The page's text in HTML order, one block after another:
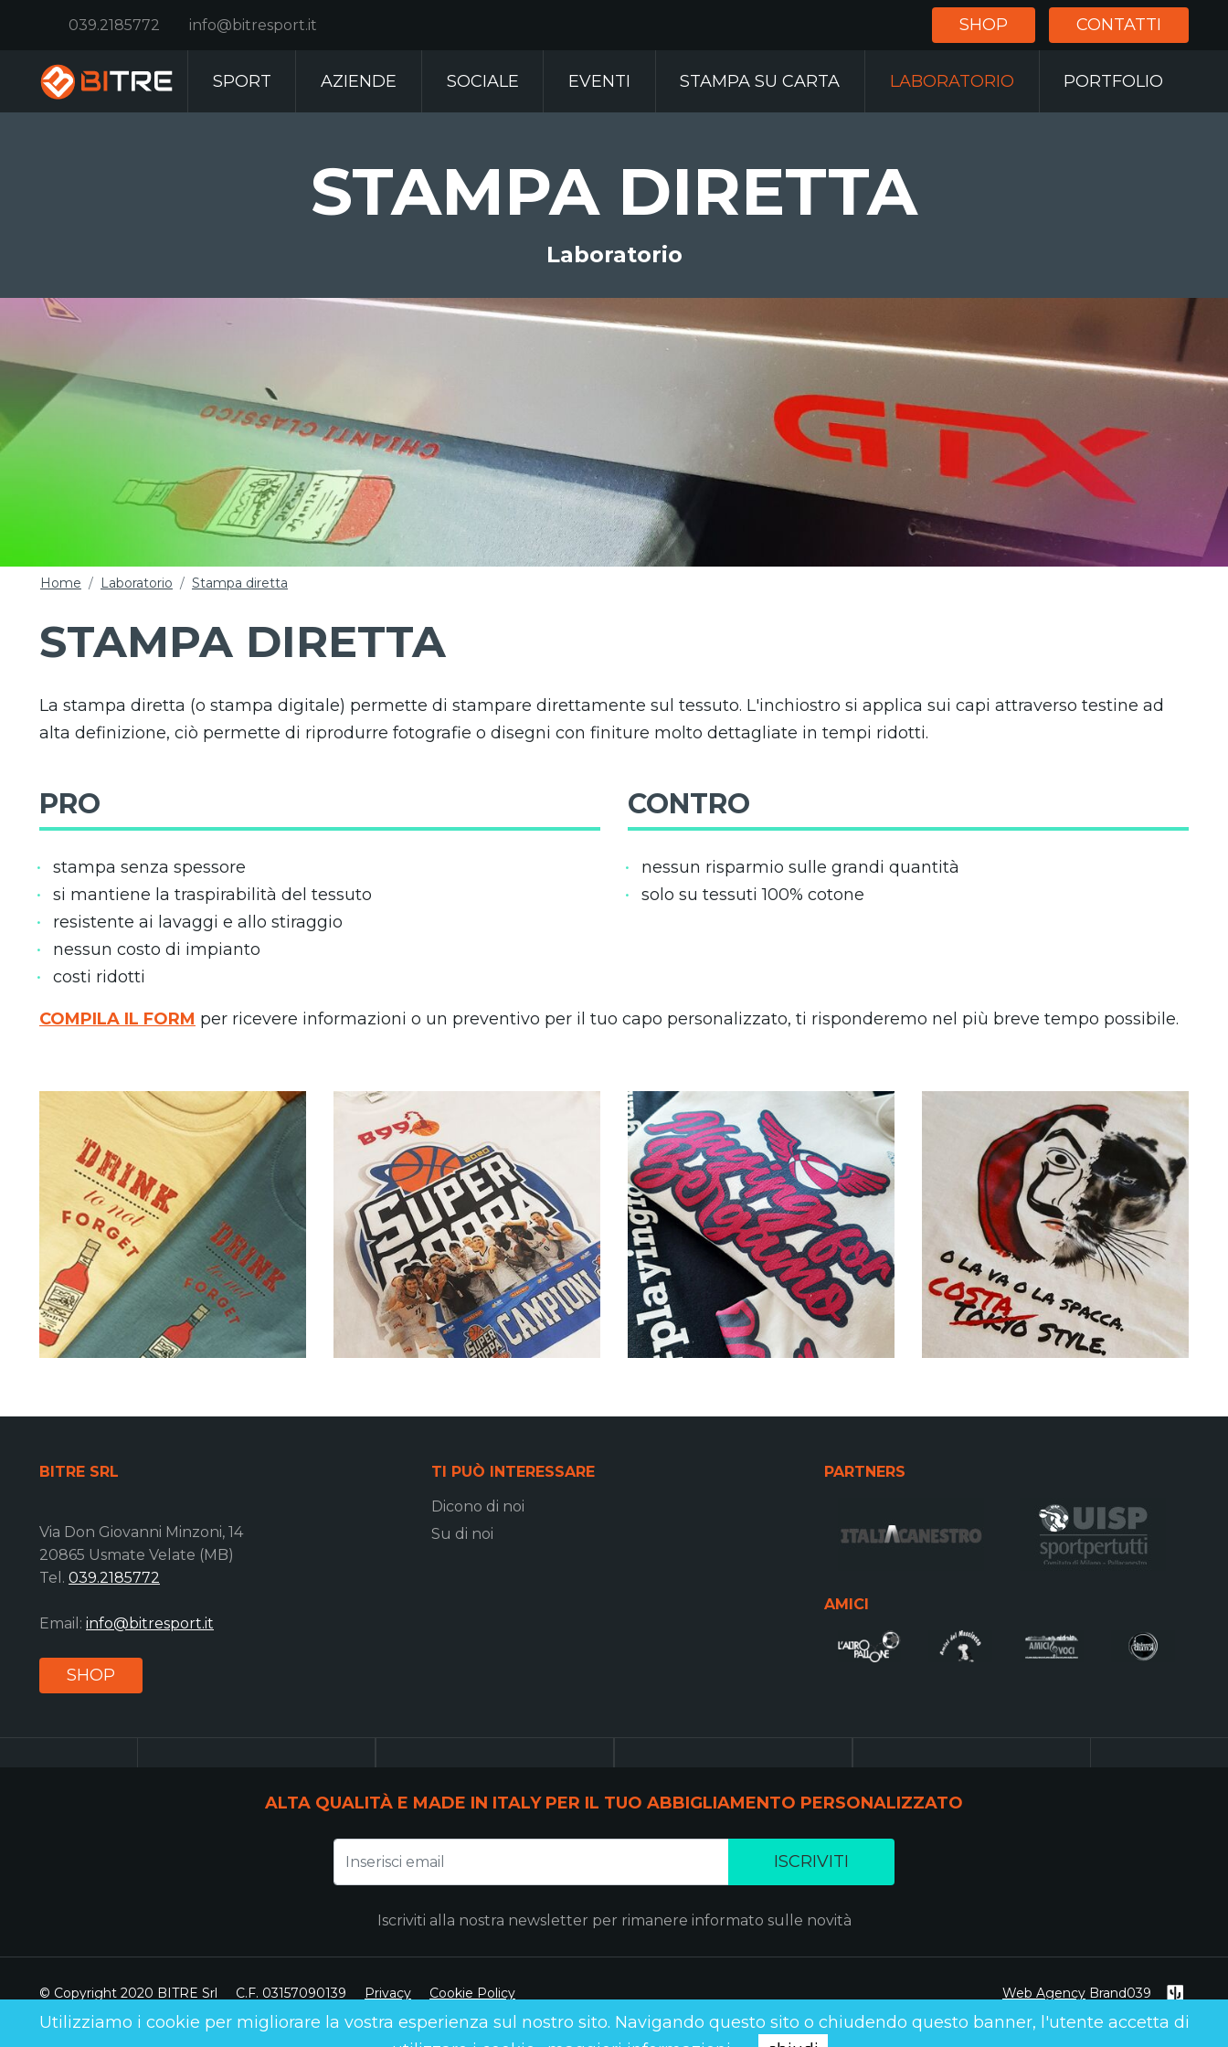
Utilizziamo i cookie per migliorare la vostra esperienza sul nostro sito. Navigando questo sito o chiudendo questo banner, l'utente accetta di
039.2185772 info@bitresport.it SHOP CONTATTI
SPORT AZIENDE SOCIALE EVENTI STAMPA SU CARTA LABORATORIO PORTFOLIO
STAMPA DIRETTA
Laboratorio
Home Laboratorio Stampa diretta
STAMPA DIRETTA
La stampa diretta (o stampa digitale) permette di stampare direttamente sul tessuto. L'inchiostro si applica sui capi attraverso testine ad
alta definizione, ciò permette di riprodurre fotografie o disegni con finiture molto dettagliate in tempi ridotti.
PRO
stampa senza spessore
si mantiene la traspirabilità del tessuto
resistente ai lavaggi e allo stiraggio
nessun costo di impianto
costi ridotti
CONTRO
nessun risparmio sulle grandi quantità
solo su tessuti 100% cotone
COMPILA IL FORM per ricevere informazioni o un preventivo per il tuo capo personalizzato, ti risponderemo nel più breve tempo possibile.
BITRE SRL
Via Don Giovanni Minzoni, 14
20865 Usmate Velate (MB)
Tel. 039.2185772
Email: info@bitresport.it
SHOP
TI PUÒ INTERESSARE
Dicono di noi
Su di noi
PARTNERS
AMICI
ALTA QUALITÀ E MADE IN ITALY PER IL TUO ABBIGLIAMENTO PERSONALIZZATO
ISCRIVITI
Iscriviti alla nostra newsletter per rimanere informato sulle novità
© Copyright 2020 BITRE Srl C.F. 03157090139 Privacy Cookie Policy Web AgencyBrand039